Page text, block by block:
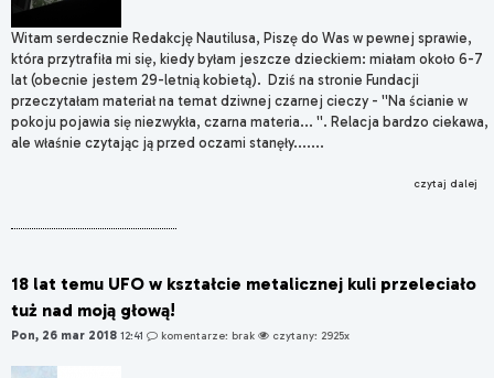
Witam serdecznie Redakcję Nautilusa, Piszę do Was w pewnej sprawie,
która przytrafiła mi się, kiedy byłam jeszcze dzieckiem: miałam około 6-7
lat (obecnie jestem 29-letnią kobietą). Dziś na stronie Fundacji
przeczytałam materiał na temat dziwnej czarnej cieczy - ''Na ścianie w
pokoju pojawia się niezwykła, czarna materia... ''. Relacja bardzo ciekawa,
ale właśnie czytając ją przed oczami stanęły.......
czytaj dalej
18 lat temu UFO w kształcie metalicznej kuli przeleciało
tuż nad moją głową!
Pon, 26 mar 2018 12:41 komentarze: brak czytany: 2925x